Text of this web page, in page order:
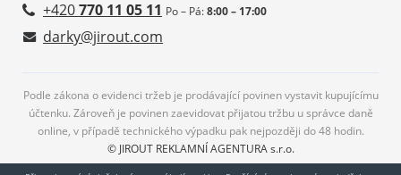
+420770 11 05 11 Po – Pá:8:00 – 17:00
darky@jirout.com
Podle zákona o evidenci tržeb je prodávající povinen vystavit kupujícímu
účtenku. Zároveň je povinen zaevidovat přijatou tržbu u správce daně
online, v případě technického výpadku pak nejpozději do 48 hodin.
© JIROUT REKLAMNÍ AGENTURA s.r.o.